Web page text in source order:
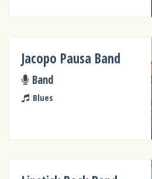
Jacopo Pausa Band
Band
Blues